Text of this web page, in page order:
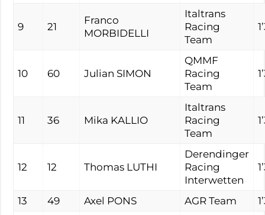
9 21
Franco
MORBIDELLI
Italtrans
Racing
Team
10 60 Julian SIMON
QMMF
Racing
Team
11 36 Mika KALLIO
Italtrans
Racing
Team
12 12 Thomas LUTHI
Derendinger
Racing
Interwetten
13 49 Axel PONS AGR Team